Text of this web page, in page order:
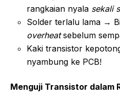
rangkaian nyala sekali
Solder terlalu lama →
overheatsebelum
Kaki transistor
nyambung ke PCB!
Menguji Transistor dalam